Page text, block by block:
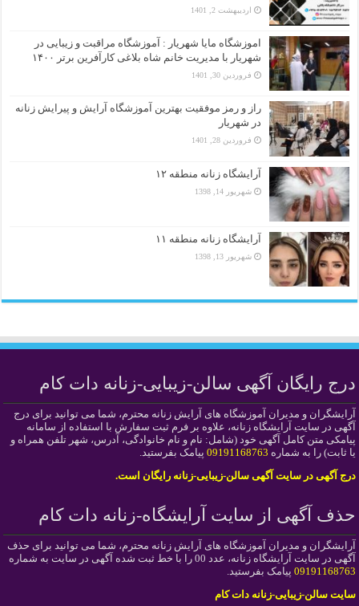
اردیبهشت 2, 1401
اموزشگاه مایا شهریار : آموزشگاه مراقبت و زیبایی در
شهریار با مدیریت خانم شاه بلاغی کارآفرین برتر ۱۴۰۰
فروردین 30, 1401
راز و رمز موفقیت بهترین آموزشگاه آرایش و پیرایش زنانه
در شهریار
فروردین 28, 1401
آرایشگاه زنانه منطقه ۱۲
شهریور 14, 1398
آرایشگاه زنانه منطقه ۱۱
شهریور 13, 1398
درج رایگان آگهی سالن-زیبایی-زنانه دات کام
آرایشگران و مدیران آموزشگاه های آرایش زنانه محترم، شما می توانید برای درج
آگهی در سایت آرایشگاه زنانه، علاوه بر فرم ثبت سفارش با استفاده از سامانه
پیامکی متن کامل آگهی خود (شامل: نام و نام خانوادگی، آدرس، شهر تلفن همراه و
یا ثابت) را به شماره 09191168763 پیامک بفرستید.
درج آگهی در سایت آگهی سالن-زیبایی-زنانه رایگان است.
حذف آگهی از سایت آرایشگاه-زنانه دات کام
آرایشگران و مدیران آموزشگاه های آرایش زنانه محترم، شما می توانید برای حذف
آگهی در سایت آرایشگاه زنانه، عدد 00 را با خط ثبت شده آگهی در سایت به شماره
09191168763 پیامک بفرستید.
سایت سالن-زیبایی-زنانه دات کام